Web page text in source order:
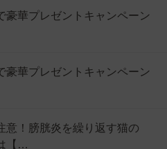
豪華プレゼントキャンペーン
豪華プレゼントキャンペーン
意！膀胱炎を繰り返す猫の
【…